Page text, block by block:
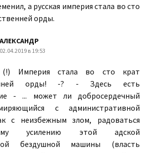
а русская империя стала во сто
орды.
АЛЕКСАНДР
02.04.2019 в 19:53
(!) Империя стала во сто крат
орды! -? - Здесь есть
- ... может ли добросердечный
с административной
с неизбежным злом, радоваться
усилению этой адской
бездушной машины (власть